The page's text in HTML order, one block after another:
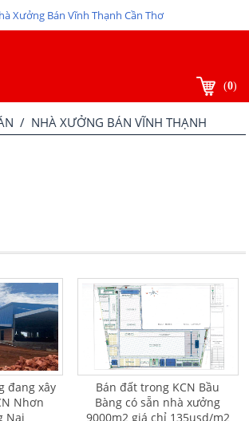
(0)
/ NHÀ XƯỞNG BÁN VĨNH THẠNH
đang xây
Nhơn
Nai
Bán đất trong KCN Bầu
Bàng có sẵn nhà xưởng
9000m2 giá chỉ 135usd/m2